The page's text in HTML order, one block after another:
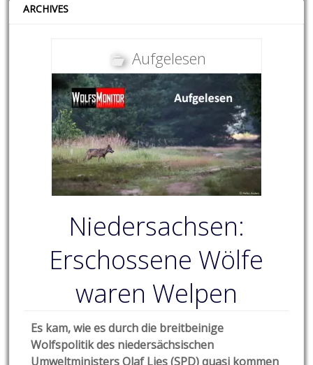
ARCHIVES
Aufgelesen
Niedersachsen:
Erschossene Wölfe
waren Welpen
Es kam, wie es durch die breitbeinige
Wolfspolitik des niedersächsischen
Umweltministers Olaf Lies (SPD) quasi kommen